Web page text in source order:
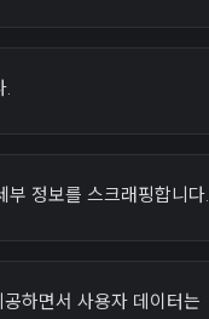
.
정보를 스크래핑합니다.
하면서 사용자 데이터는